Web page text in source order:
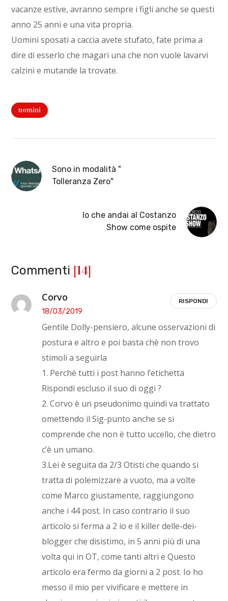
vacanze estive, avranno sempre i figli anche se questi
anno 25 anni e una vita propria.
Uomini sposati a caccia avete stufato, fate prima a
dire di esserlo che magari una che non vuole lavarvi
calzini e mutande la trovate.
uomini
Sono in modalità "
Tolleranza Zero"
Io che andai al Costanzo
Show come ospite
Commenti [14]
Corvo
18/03/2019
Gentile Dolly-pensiero, alcune osservazioni di
postura e altro e poi basta chè non trovo
stimoli a seguirla
1. Perché tutti i post hanno l’etichetta
Rispondi escluso il suo di oggi ?
2. Corvo è un pseudonimo quindi va trattato
omettendo il Sig-punto anche se si
comprende che non è tutto uccello, che dietro
c’è un umano.
3.Lei è seguita da 2/3 Otisti che quando si
tratta di polemizzare a vuoto, ma a volte
come Marco giustamente, raggiungono
anche i 44 post. In caso contrario il suo
articolo si ferma a 2 io e il killer delle-dei-
blogger che disistimo, in 5 anni più di una
volta qui in OT, come tanti altri e Questo
articolo era fermo da giorni a 2 post. Io ho
messo il mio per vivificare e mettere in
RISPONDI